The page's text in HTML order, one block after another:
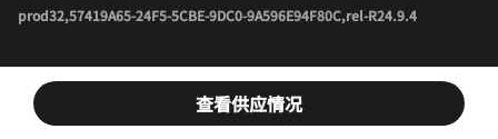
查看供应情况
prod32,57419A65-24F5-5CBE-9DC0-9A596E94F80C,rel-R24.9.4